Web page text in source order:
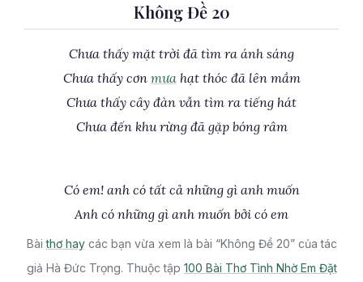
Không Đề 20
Chưa thấy mặt trời đã tìm ra ánh sáng
Chưa thấy cơn mưahạt thóc đã lên mầm
Chưa thấy cây đàn vẫn tìm ra tiếng hát
Chưa đến khu rừng đã gặp bóng râm
Có em! anh có tất cả những gì anh muốn
Anh có những gì anh muốn bởi có em
Bàithơ haycác bạn vừa xem là bài “Không Đề 20” của tác
giả Hà Đức Trọng. Thuộc tập 100 Bài Thơ Tình Nhờ Em Đặt